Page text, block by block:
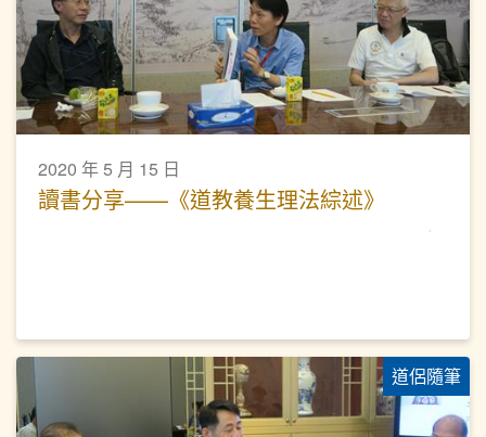
2020 年 5 月 15 日
讀書分享——《道教養生理法綜述》
道侶隨筆